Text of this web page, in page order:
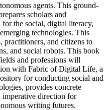
agents. This ground-
scholars and
the social, digital literacy,
technologies. This
practitioners, and citizens to
and social robots. This book
and professions will
with Fabric of Digital Life, a
for conducting social and
provides concrete
imperative direction for
writing futures.